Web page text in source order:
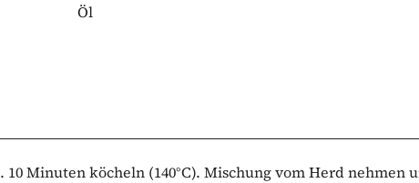
Öl
10 Minuten köcheln (140°C). Mischung vom Herd nehmen